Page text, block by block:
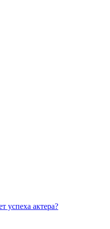
успеха актера?